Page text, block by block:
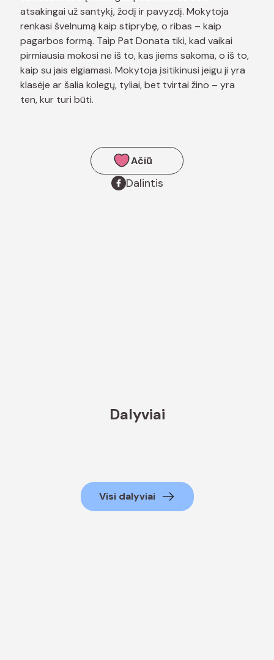
atsakingai už santykį, žodį ir pavyzdį. Mokytoja
renkasi švelnumą kaip stiprybę, o ribas – kaip
pagarbos formą. Taip Pat Donata tiki, kad vaikai
pirmiausia mokosi ne iš to, kas jiems sakoma, o iš to,
kaip su jais elgiamasi. Mokytoja įsitikinusi jeigu ji yra
klasėje ar šalia kolegų, tyliai, bet tvirtai žino – yra
ten, kur turi būti.
Ačiū
Dalintis
Dalyviai
Visi dalyviai